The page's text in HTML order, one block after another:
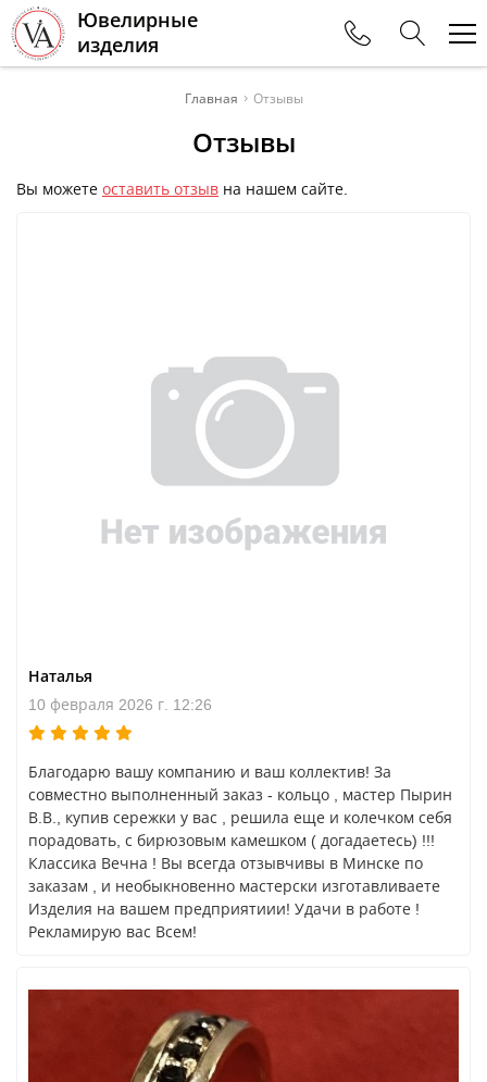
Ювелирные
изделия
г. Могилев Универмаг Центральный
г. Витебск ул. Горовца, 12
Главная Отзывы
Отзывы
Вы можете оставить отзыв на нашем сайте.
Наталья
10 февраля 2026 г. 12:26
Благодарю вашу компанию и ваш коллектив! За
совместно выполненный заказ - кольцо , мастер Пырин
В.В., купив сережки у вас , решила еще и колечком себя
порадовать, с бирюзовым камешком ( догадаетесь) !!!
Классика Вечна ! Вы всегда отзывчивы в Минске по
заказам , и необыкновенно мастерски изготавливаете
Изделия на вашем предприятиии! Удачи в работе !
Рекламирую вас Всем!